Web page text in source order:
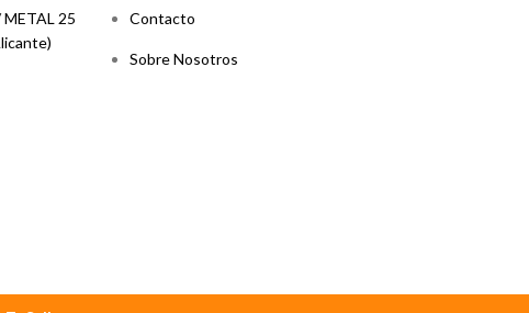
25
Contacto
Sobre Nosotros